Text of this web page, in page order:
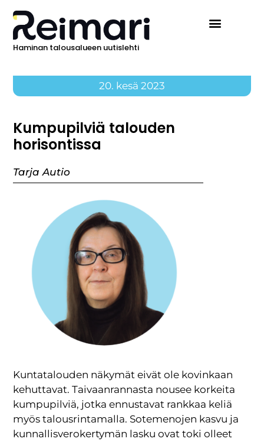
Haminan talousalueen uutislehti
20. kesä 2023
Kumpupilviä talouden
horisontissa
Tarja Autio
Kuntatalouden näkymät eivät ole kovinkaan
kehuttavat. Taivaanrannasta nousee korkeita
kumpupilviä, jotka ennustavat rankkaa keliä
myös talousrintamalla. Sotemenojen kasvu ja
kunnallisverokertymän lasku ovat toki olleet